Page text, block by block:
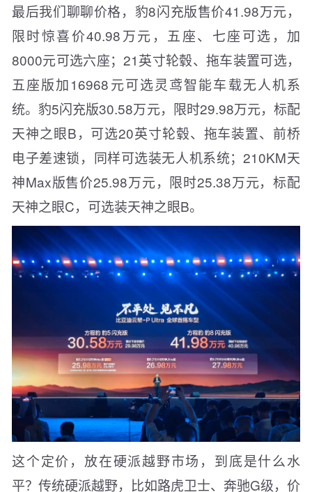
最后我们聊聊价格，豹8闪充版售价41.98万元，
限时惊喜价40.98万元，五座、七座可选，加
8000元可选六座；21英寸轮毂、拖车装置可选，
五座版加16968元可选灵鸢智能车载无人机系
统。豹5闪充版30.58万元，限时29.98万元，标配
天神之眼B，可选20英寸轮毂、拖车装置、前桥
电子差速锁，同样可选装无人机系统；210KM天
神Max版售价25.98万元，限时25.38万元，标配
天神之眼C，可选装天神之眼B。
这个定价，放在硬派越野市场，到底是什么水
平？传统硬派越野，比如路虎卫士、奔驰G级，价